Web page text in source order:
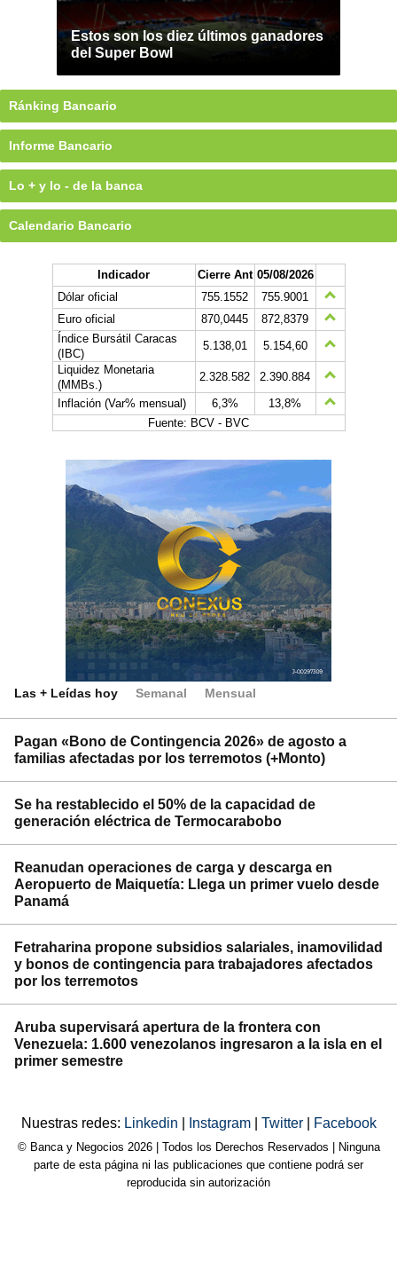
Estos son los diez últimos ganadores
del Super Bowl
Ránking Bancario
Informe Bancario
Lo + y lo - de la banca
Calendario Bancario
Indicador Cierre Ant 05/08/2026
Dólar oficial
755.1552
755.9001
Euro oficial
870,0445
872,8379
Índice Bursátil Caracas
(IBC)
5.138,01
5.154,60
Liquidez Monetaria
(MMBs.)
2.328.582
2.390.884
Inflación (Var% mensual)
6,3%
13,8%
Fuente: BCV - BVC
Las + Leídas hoy Semanal Mensual
Pagan «Bono de Contingencia 2026» de agosto a
familias afectadas por los terremotos (+Monto)
Se ha restablecido el 50% de la capacidad de
generación eléctrica de Termocarabobo
Reanudan operaciones de carga y descarga en
Aeropuerto de Maiquetía: Llega un primer vuelo desde
Panamá
Fetraharina propone subsidios salariales, inamovilidad
y bonos de contingencia para trabajadores afectados
por los terremotos
Aruba supervisará apertura de la frontera con
Venezuela: 1.600 venezolanos ingresaron a la isla en el
primer semestre
Nuestras redes: Linkedin Instagram Twitter Facebook
© Banca y Negocios 2026 | Todos los Derechos Reservados | Ninguna
parte de esta página ni las publicaciones que contiene podrá ser
reproducida sin autorización